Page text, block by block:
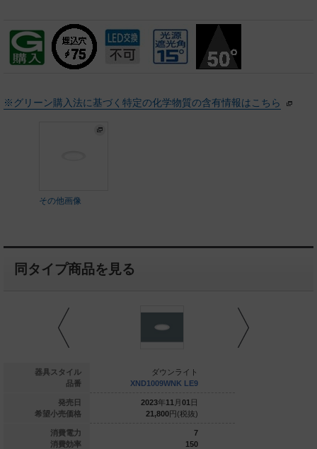
※グリーン購入法に基づく特定の化学物質の含有情報はこちら
その他画像
同タイプ商品を見る
器具スタイル
品番
発売日
希望小売価格
消費電力
消費効率
ダウンライト
円(税抜)
7
143.5
ダウンライト
XND1009WNK LE9
2023年11 月 01 日
21,800円(税抜)
7
150